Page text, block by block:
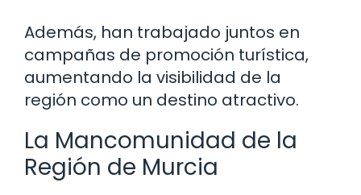
Además, han trabajado juntos en
campañas de promoción turística,
aumentando la visibilidad de la
región como un destino atractivo.
La Mancomunidad de la
Región de Murcia